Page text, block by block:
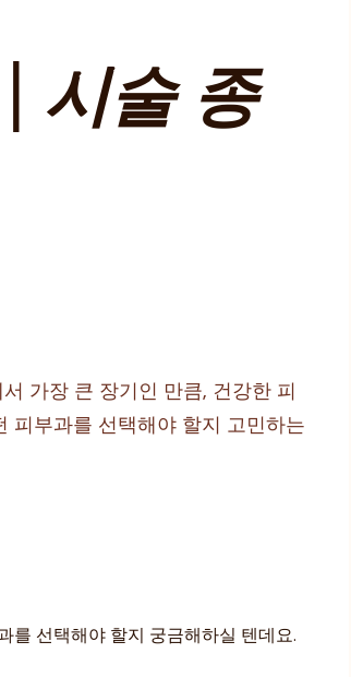
시술 종
가장 큰 장기인 만큼, 건강한 피
피부과를 선택해야 할지 고민하는
를 선택해야 할지 궁금해하실 텐데요.